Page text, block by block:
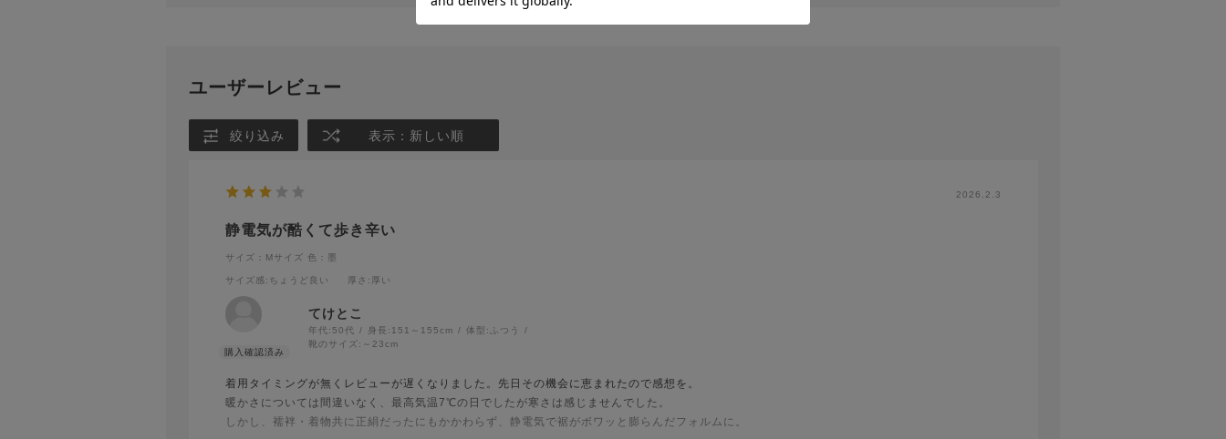
ユーザーレビュー
絞り込み 表示：新しい順
2026.2.3
静電気が酷くて歩き辛い
サイズ：Mサイズ 色：墨
サイズ感:ちょうど良い 厚さ :厚い
てけとこ
年代: 50代 身長: 151～155cm 体型: ふつう
靴のサイズ: ～23cm
着用タイミングが無くレビューが遅くなりました。先日その機会に恵まれたので感想を。
暖かさについては間違いなく、最高気温7℃の日でしたが寒さは感じませんでした。
しかし、襦袢・着物共に正絹だったにもかかわらず、静電気で裾がボワッと膨らんだフォルムに。